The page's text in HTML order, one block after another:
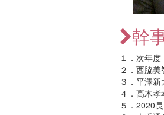
幹
１．次年
２．西脇
３．平澤
４．髙木
５．2020